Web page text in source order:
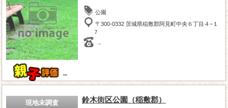
－
公園
〒300-0332 茨城県稲敷郡阿見町中央６丁目４−１
７
－
現地未調査 鈴木街区公園（稲敷郡）